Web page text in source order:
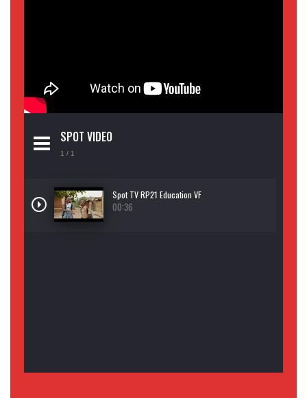
SPOT VIDEO
1 / 1
Spot TV RP21 Education VF
00:36